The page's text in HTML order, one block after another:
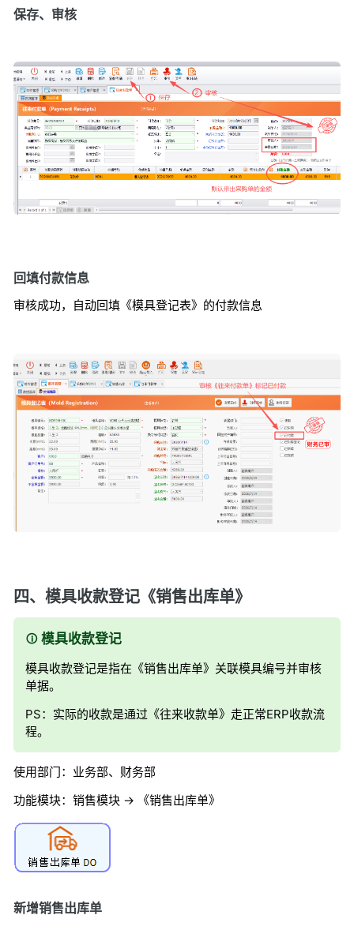
保存、审核
回填付款信息
审核成功，自动回填《模具登记表》的付款信息
四、模具收款登记《销售出库单》
模具收款登记
模具收款登记是指在《销售出库单》关联模具编号并审核
单据。
PS：实际的收款是通过《往来收款单》走正常ERP收款流
程。
使用部门：业务部、财务部
功能模块：销售模块 -> 《销售出库单》
新增销售出库单